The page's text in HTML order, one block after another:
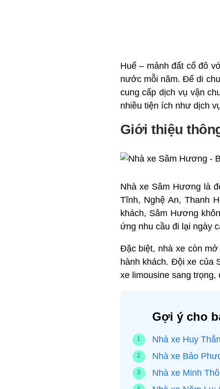
Huế – mảnh đất cố đô
nước mỗi năm. Để di
cung cấp dịch vụ vận
nhiều tiện ích như dịch
Giới thiệu
Nhà xe Sâm Hương là
Tĩnh, Nghệ An, Thanh
khách, Sâm Hương
ứng nhu cầu đi lại ngày
Đặc biệt, nhà xe còn
hành khách. Đội xe của
xe limousine sang
Gợi ý cho
Nhà xe Huy
Nhà xe Bảo
Nhà xe Minh